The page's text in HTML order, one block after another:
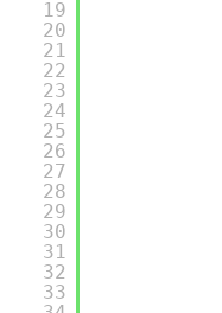
19
20
21
22
23
24
25
26
27
28
29
30
31
32
33